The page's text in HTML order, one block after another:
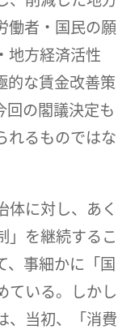
働者・国民の願
地方経済活性
的な賃金改善策
回の閣議決定も
れるものではな
に対し、あく
」を継続するこ
、事細かに「国
ている。しかし
、当初、「消費